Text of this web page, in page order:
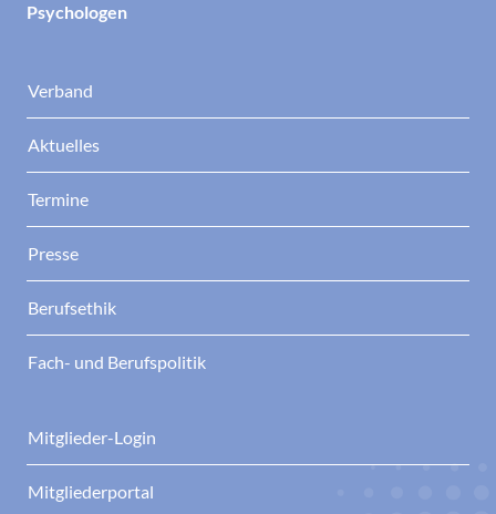
Psychologen
Verband
Aktuelles
Termine
Presse
Berufsethik
Fach- und Berufspolitik
Mitglieder-Login
Mitgliederportal